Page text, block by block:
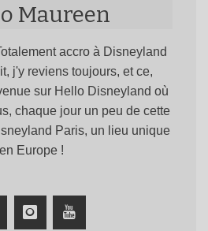
Maureen
accro à Disneyland
j'y reviens toujours, et ce,
sur Hello Disneyland où
chaque jour un peu de cette
Paris, un lieu unique
en Europe !